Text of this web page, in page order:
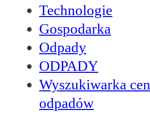
Technologie
Gospodarka
Odpady
ODPADY
Wyszukiwarka cen
odpadów